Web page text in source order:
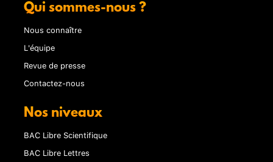
Qui sommes-nous ?
Nous connaître
L'équipe
Revue de presse
Contactez-nous
Nos niveaux
BAC Libre Scientifique
BAC Libre Lettres